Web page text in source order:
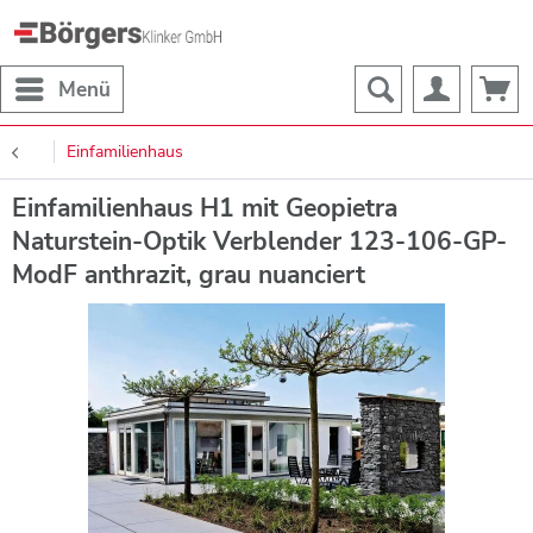
Menü
Einfamilienhaus
Einfamilienhaus H1 mit Geopietra
Naturstein-Optik Verblender 123-106-GP-
ModF anthrazit, grau nuanciert